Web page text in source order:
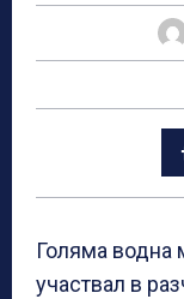
Голяма водна
участвал в